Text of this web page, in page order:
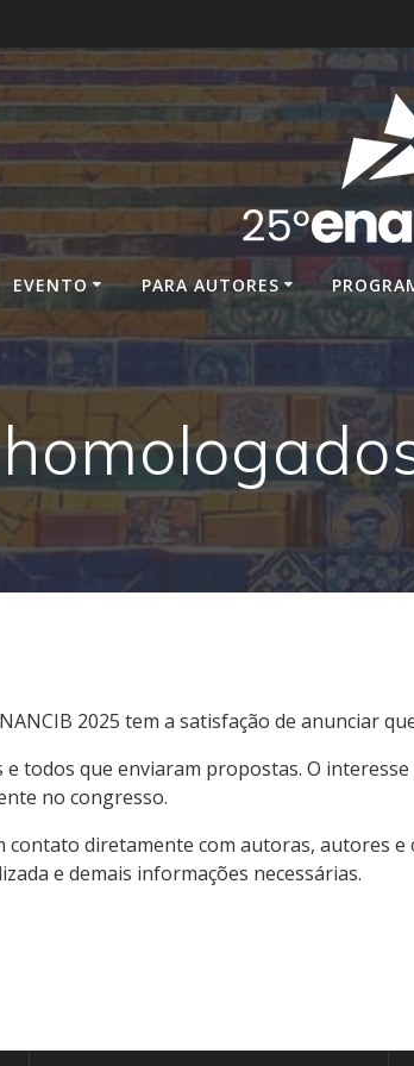
EVENTO PARA AUTORES
2025 tem a satisfação de anunciar
todos que enviaram propostas. O
no congresso.
diretamente com autoras, autores
e demais informações necessárias.